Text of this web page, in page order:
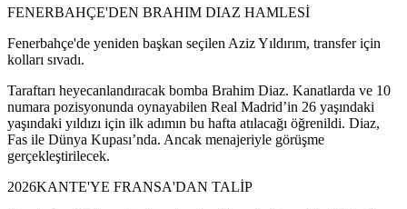
FENERBAHÇE'DEN BRAHIM DIAZ HAMLESİ
Fenerbahçe'de yeniden başkan seçilen Aziz Yıldırım, transfer için
kolları sıvadı.
Taraftarı heyecanlandıracak bomba Brahim Diaz. Kanatlarda ve 10
numara pozisyonunda oynayabilen Real Madrid’in 26 yaşındaki
yaşındaki yıldızı için ilk adımın bu hafta atılacağı öğrenildi. Diaz,
Fas ile Dünya Kupası’nda. Ancak menajeriyle görüşme
gerçekleştirilecek.
2026KANTE'YE FRANSA'DAN TALİP